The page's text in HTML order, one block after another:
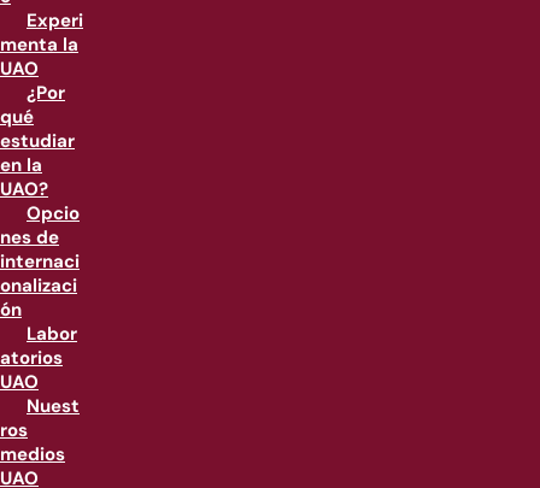
Experi
menta la
UAO
¿Por
qué
estudiar
en la
UAO?
Opcio
nes de
internaci
onalizaci
ón
Labor
atorios
UAO
Nuest
ros
medios
UAO